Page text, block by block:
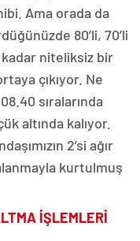
Ama orada da
80’li, 70’li
kadar niteliksiz bir
çıkıyor. Ne
sıralarında
altında kalıyor.
2’si ağır
kurtulmuş
İŞLEMLERİ